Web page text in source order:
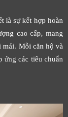
là sự kết hợp hoàn
cao cấp, mang
mái. Mỗi căn hộ và
ứng các tiêu chuẩn